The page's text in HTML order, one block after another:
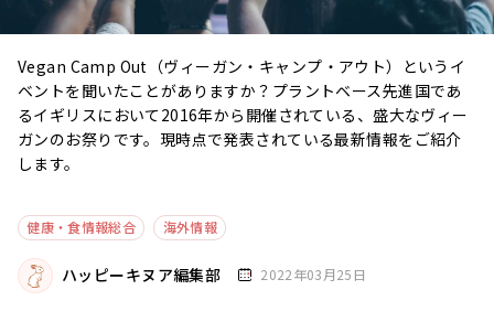
Vegan Camp Out（ヴィーガン・キャンプ・アウト）というイ
ベントを聞いたことがありますか？プラントベース先進国であ
るイギリスにおいて2016年から開催されている、盛大なヴィー
ガンのお祭りです。現時点で発表されている最新情報をご紹介
します。
健康・食情報総合 海外情報
ハッピーキヌア編集部 2022年03月25日